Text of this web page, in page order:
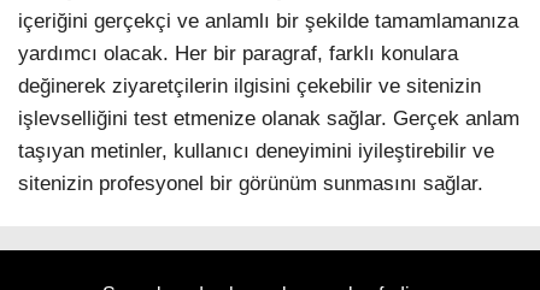
içeriğini gerçekçi ve anlamlı bir şekilde tamamlamanıza
yardımcı olacak. Her bir paragraf, farklı konulara
değinerek ziyaretçilerin ilgisini çekebilir ve sitenizin
işlevselliğini test etmenize olanak sağlar. Gerçek anlam
taşıyan metinler, kullanıcı deneyimini iyileştirebilir ve
sitenizin profesyonel bir görünüm sunmasını sağlar.